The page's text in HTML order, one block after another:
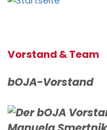
Direkt
Vorstand & Team
bOJA-Vorstand